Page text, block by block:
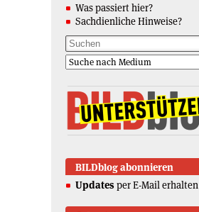
Was passiert hier?
Sachdienliche Hinweise?
BILDblog abonnieren
Updates per E-Mail erhalten